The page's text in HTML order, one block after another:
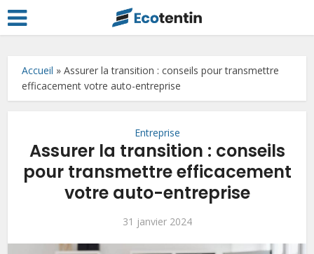
Accueil »Assurer la transition : conseils pour transmettre
efficacement votre auto-entreprise
Entreprise
Assurer la transition : conseils
pour transmettre efficacement
votre auto-entreprise
31 janvier 2024